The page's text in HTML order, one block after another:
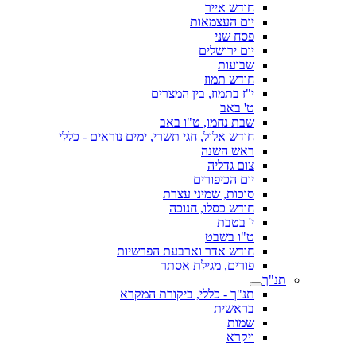
חודש אייר
יום העצמאות
פסח שני
יום ירושלים
שבועות
חודש תמוז
י"ז בתמוז, בין המצרים
ט' באב
שבת נחמו, ט"ו באב
חודש אלול, חגי תשרי, ימים נוראים - כללי
ראש השנה
צום גדליה
יום הכיפורים
סוכות, שמיני עצרת
חודש כסלו, חנוכה
י' בטבת
ט"ו בשבט
חודש אדר וארבעת הפרשיות
פורים, מגילת אסתר
תנ"ך
תנ"ך - כללי, ביקורת המקרא
בראשית
שמות
ויקרא